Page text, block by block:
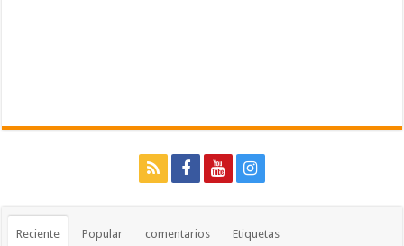
Reciente Popular comentarios Etiquetas